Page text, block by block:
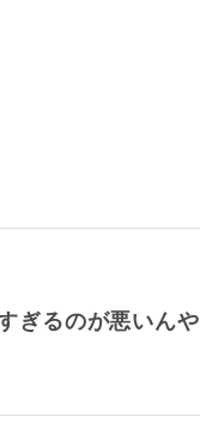
ぎるのが悪いんや